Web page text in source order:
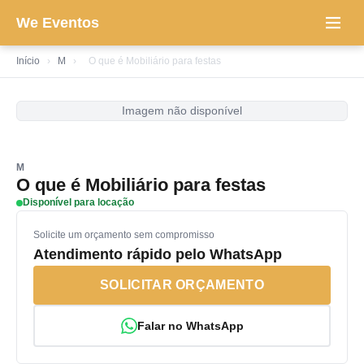
We Eventos
Início › M › O que é Mobiliário para festas
Imagem não disponível
M
O que é Mobiliário para festas
Disponível para locação
Solicite um orçamento sem compromisso
Atendimento rápido pelo WhatsApp
SOLICITAR ORÇAMENTO
Falar no WhatsApp